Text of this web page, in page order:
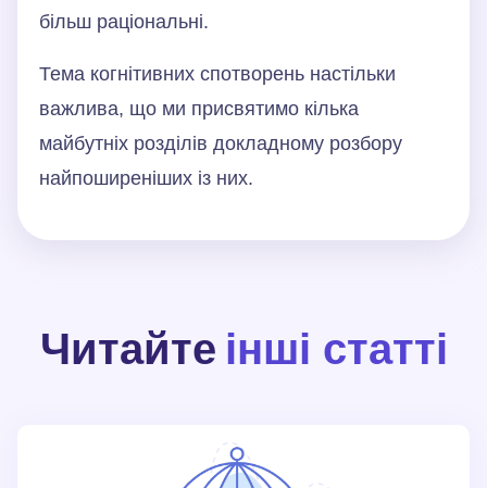
більш раціональні.
Тема когнітивних спотворень настільки
важлива, що ми присвятимо кілька
майбутніх розділів докладному розбору
найпоширеніших із них.
Читайте інші статті